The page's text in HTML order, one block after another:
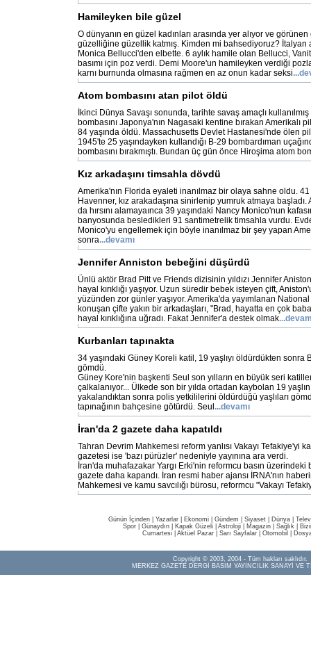
Hamileyken bile güzel
O dünyanın en güzel kadınları arasında yer alıyor ve
güzelliğine güzellik katmış. Kimden mi bahsediyoruz? İtalyan
Monica Bellucci'den elbette. 6 aylık hamile olan Bellucci,
basımı için poz verdi. Demi Moore'un hamileyken verdiği
karnı burnunda olmasına rağmen en az onun kadar seksi
Atom bombasını atan pilot öldü
İkinci Dünya Savaşı sonunda, tarihte savaş amaçlı
bombasını Japonya'nın Nagasaki kentine bırakan Amerikalı
84 yaşında öldü. Massachusetts Devlet Hastanesi'nde ölen
1945'te 25 yaşındayken kullandığı B-29 bombardıman
bombasını bırakmıştı. Bundan üç gün önce Hiroşima atom
Kız arkadaşını timsahla dövdü
Amerika'nın Florida eyaleti inanılmaz bir olaya sahne oldu.
Havenner, kız arakadaşına sinirlenip yumruk atmaya
da hırsını alamayaınca 39 yaşındaki Nancy Monico'nun
banyosunda besledikleri 91 santimetrelik timsahla vurdu.
Monico'yu engellemek için böyle inanılmaz bir şey yapan
sonra...devamı
Jennifer Anniston bebeğini düşürdü
Ünlü aktör Brad Pitt ve Friends dizisinin yıldızı Jennifer
hayal kırıklığı yaşıyor. Uzun süredir bebek isteyen çift,
yüzünden zor günler yaşıyor. Amerika'da yayımlanan
konuşan çifte yakın bir arkadaşları, "Brad, hayatta en çok
hayal kırıklığına uğradı. Fakat Jennifer'a destek olmak
Kurbanları tapınakta
34 yaşındaki Güney Koreli katil, 19 yaşlıyı öldürdükten sonra
gömdü.
Güney Kore'nin başkenti Seul son yılların en büyük seri
çalkalanıyor... Ülkede son bir yılda ortadan kaybolan 19
yakalandıktan sonra polis yetkililerini öldürdüğü yaşlıları
tapınağının bahçesine götürdü. Seul ...devamı
İran'da 2 gazete daha kapatıldı
Tahran Devrim Mahkemesi reform yanlısı Vakayı Tefakiye'yi
gazetesi ise 'bazı pürüzler' nedeniyle yayınına ara verdi.
İran'da muhafazakar Yargı Erki'nin reformcu basın üzerindeki
gazete daha kapandı. İran resmi haber ajansı İRNA'nın
Mahkemesi ve kamu savcılığı bürosu, reformcu "Vakayı
Günün İçinden Yazarlar Ekonomi Gündem Siyaset Dünya |
Spor
Günaydın Kapak Güzeli Astroloji Magazin Sağlık
Cumartesi| Aktüel Pazar| Sarı Sayfalar| Otomobil
Copyright © 2003, 2004 - Tüm hakları saklıdır.
MERKEZ GAZETE DERGİ BASIM YAYINCILIK SANAYİ VE